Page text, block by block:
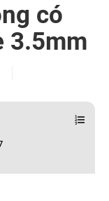
có
3.5mm